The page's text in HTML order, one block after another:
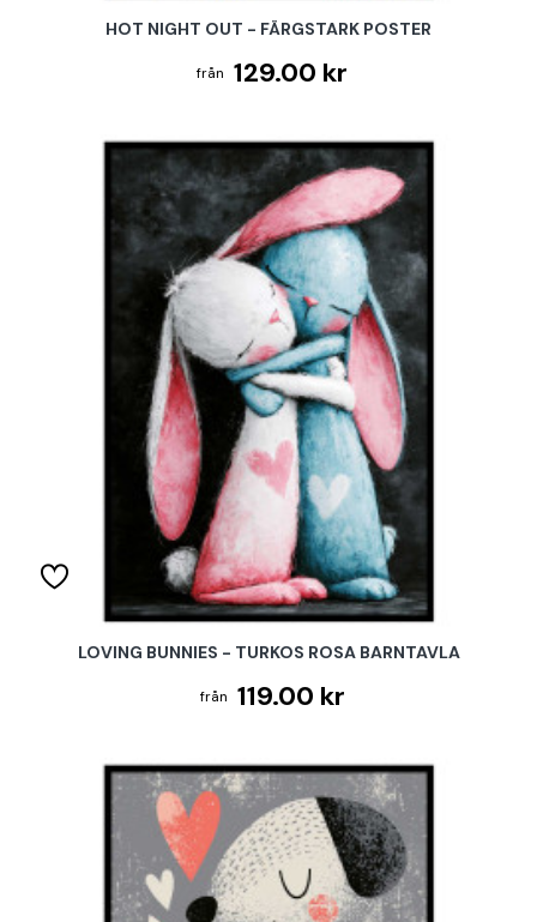
HOT NIGHT OUT - FÄRGSTARK POSTER
129.00 kr
LOVING BUNNIES - TURKOS ROSA BARNTAVLA
119.00 kr